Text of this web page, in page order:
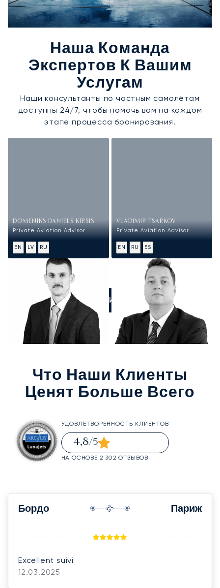
Наша Команда
Экспертов К Вашим
Услугам
Наши консультанты по частным самолётам
доступны 24/7, чтобы помочь вам на каждом
этапе процесса бронирования.
DOMENIKS DANIELS KIRSIS
Private Aviation Advisor
EN LV RU
VLADIMIR TSARKOV
Private Aviation Advisor
EN RU ES
ПОЗВОНИТЕ НАМ
Что Наши Клиенты
Ценят Больше Всего
УДОВЛЕТВОРЕННОСТЬ КЛИЕНТОВ
4,8/5
НА ОСНОВЕ 2 302 ОТЗЫВОВ
Бордо Париж
Excellent suivi
12.03.2025